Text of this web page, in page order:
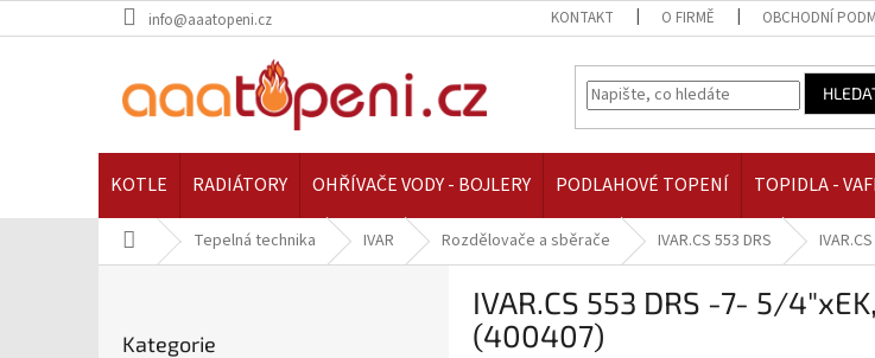
na
info@aaatopeni.cz KONTAKT O FIRMĚ OBCHODNÍ
KOTLE RADIÁTORY OHŘÍVAČE VODY - BOJLERY PODLAHOVÉ TOPENÍ TOPIDLA -
Domů Tepelná technika IVAR Rozdělovače a sběrače IVAR.CS 553 DRS
kategorie
Kategorie
IVAR.CS 553 DRS -7- 5/
(400407)